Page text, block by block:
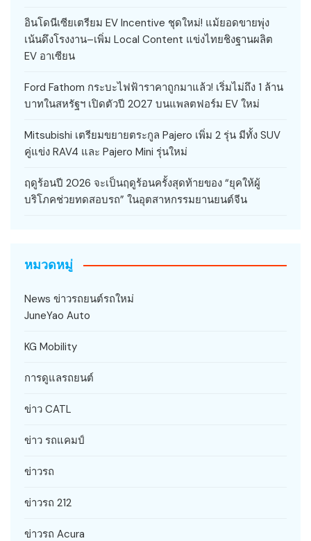
อินโดนีเซียเตรียม EV Incentive ชุดใหม่! แม้ยอดขายพุ่ง
เน้นดึงโรงงาน–เพิ่ม Local Content แข่งไทยชิงฐานผลิต
EV อาเซียน
Ford Fathom กระบะไฟฟ้าราคาถูกมาแล้ว! เริ่มไม่ถึง 1 ล้าน
บาทในสหรัฐฯ เปิดตัวปี 2027 บนแพลตฟอร์ม EV ใหม่
Mitsubishi เตรียมขยายตระกูล Pajero เพิ่ม 2 รุ่น มีทั้ง SUV
คู่แข่ง RAV4 และ Pajero Mini รุ่นใหม่
ฤดูร้อนปี 2026 จะเป็นฤดูร้อนครั้งสุดท้ายของ “ยุคให้ผู้
บริโภคช่วยทดสอบรถ” ในอุตสาหกรรมยานยนต์จีน
หมวดหมู่
News ข่าวรถยนต์รถใหม่
JuneYao Auto
KG Mobility
การดูแลรถยนต์
ข่าว CATL
ข่าว รถแคมป์
ข่าวรถ
ข่าวรถ 212
ข่าวรถ Acura